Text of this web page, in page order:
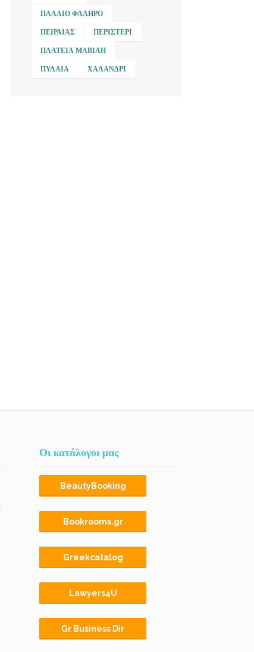
ΠΑΛΑΙΌ ΦΆΛΗΡΟ
ΠΕΙΡΑΙΆΣ ΠΕΡΙΣΤΈΡΙ
ΠΛΑΤΕΊΑ ΜΑΒΊΛΗ
ΠΥΛΑΊΑ ΧΑΛΆΝΔΡΙ
Οι κατάλογοι μας
BeautyBooking
Bookrooms.gr
Greekcatalog
Lawyers4U
Gr Business Dir